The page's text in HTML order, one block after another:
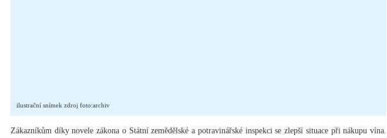
ilustrační snímek zdroj foto:archiv
Zákazníkům díky novele zákona o Státní zemědělské a potravinářské inspekci se zlepší situace při nákupu vína.